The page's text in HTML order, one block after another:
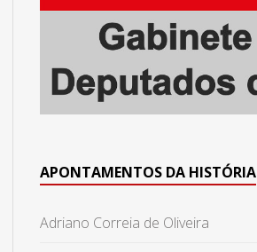
APONTAMENTOS DA HISTÓRIA
Adriano Correia de Oliveira